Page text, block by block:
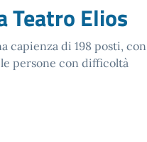
Teatro Elios
capienza di 198 posti, con
persone con difficoltà